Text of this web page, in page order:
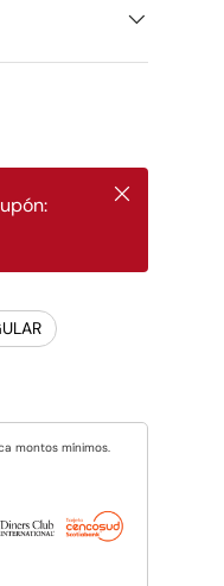
Cerrar
montos mínimos.